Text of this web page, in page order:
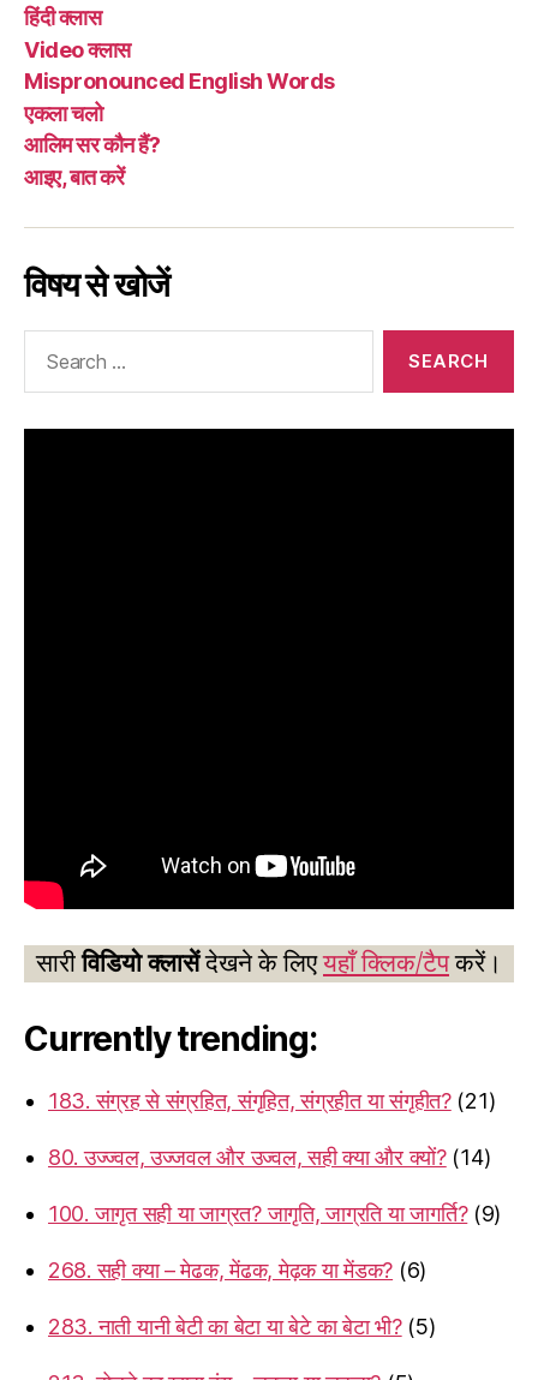
हिंदी क्लास
Video क्लास
Mispronounced English Words
एकला चलो
आलिम सर कौन हैं?
आइए, बात करें
विषय से खोजें
सारीविडियो क्लासेंदेखने के लिएयहाँ क्लिक/टैपकरें।
Currently trending:
183. संग्रह से संग्रहित, संगृहित, संग्रहीत या संगृहीत? (21)
80. उज्ज्वल, उज्जवल और उज्वल, सही क्या और क्यों? (14)
100. जागृत सही या जाग्रत? जागृति, जाग्रति या जागर्ति? (9)
268. सही क्या – मेढक, मेंढक, मेढ़क या मेंडक? (6)
283. नाती यानी बेटी का बेटा या बेटे का बेटा भी? (5)